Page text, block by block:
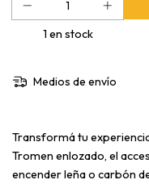
1 en stock
Medios de envío
Transformá tu
Tromen enlozado, el
encender leña o carbón